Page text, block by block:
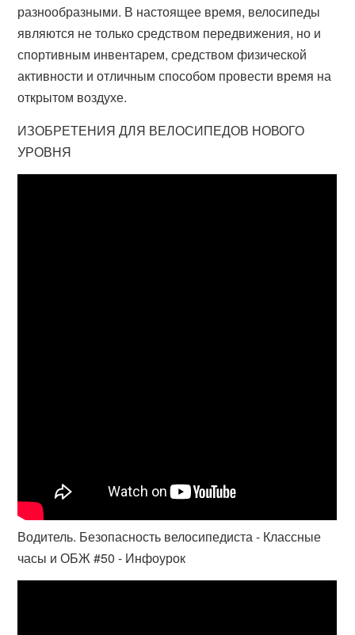
разнообразными. В настоящее время, велосипеды
являются не только средством передвижения, но и
спортивным инвентарем, средством физической
активности и отличным способом провести время на
открытом воздухе.
ИЗОБРЕТЕНИЯ ДЛЯ ВЕЛОСИПЕДОВ НОВОГО
УРОВНЯ
Водитель. Безопасность велосипедиста - Классные
часы и ОБЖ #50 - Инфоурок